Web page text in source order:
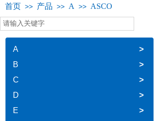
首页 >> 产品 >> A >> ASCO
A
>
B
>
C
>
D
>
E
>